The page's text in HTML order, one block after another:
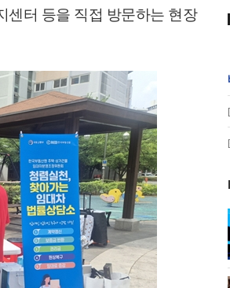
센터 등을 직접 방문하는 현장
고양시 폭염특보에 '도로 살수차' 전
면 가동